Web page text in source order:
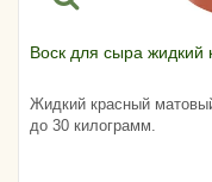
Воск для сыра жидкий
Жидкий красный
до 30 килограмм.